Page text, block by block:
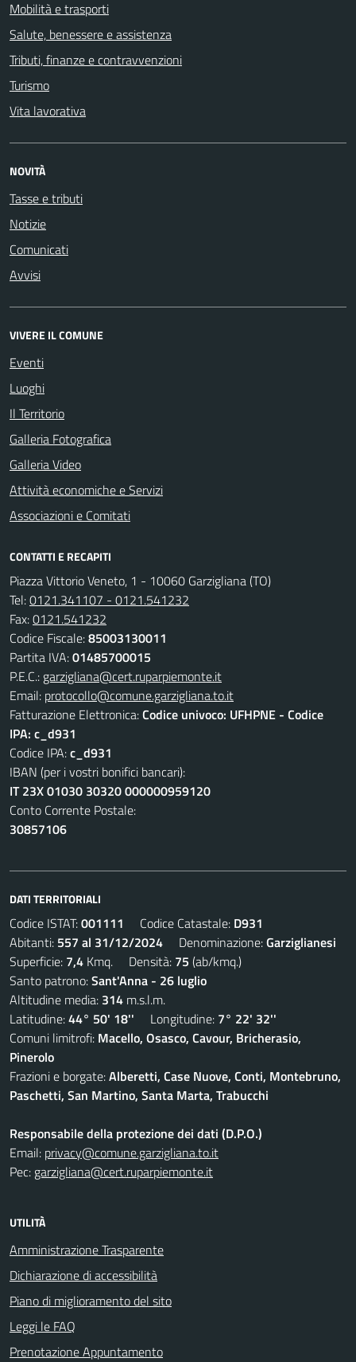
Mobilità e trasporti
Salute, benessere e assistenza
Tributi, finanze e contravvenzioni
Turismo
Vita lavorativa
NOVITÀ
Tasse e tributi
Notizie
Comunicati
Avvisi
VIVERE IL COMUNE
Eventi
Luoghi
Il Territorio
Galleria Fotografica
Galleria Video
Attività economiche e Servizi
Associazioni e Comitati
CONTATTI E RECAPITI
Piazza Vittorio Veneto, 1 - 10060 Garzigliana (TO)
Tel:0121.341107 - 0121.541232
Fax:0121.541232
Codice Fiscale:85003130011
Partita IVA:01485700015
P.E.C.: garzigliana@cert.ruparpiemonte.it
Email: protocollo@comune.garzigliana.to.it
Fatturazione Elettronica:Codice univoco: UFHPNE - Codice
IPA: c_d931
Codice IPA:c_d931
IBAN (per i vostri bonifici bancari):
IT 23X 01030 30320 000000959120
Conto Corrente Postale:
30857106
DATI TERRITORIALI
Codice ISTAT:001111 Codice Catastale: D931
Abitanti: 557 al 31/12/2024 Denominazione:Garziglianesi
Superficie: 7,4 Kmq. Densità: 75 (ab/kmq.)
Santo patrono:Sant'Anna - 26 luglio
Altitudine media: 314 m.s.l.m.
Latitudine:44° 50' 18'' Longitudine: 7° 22' 32''
Comuni limitrofi: Macello, Osasco, Cavour, Bricherasio,
Pinerolo
Frazioni e borgate:Alberetti, Case Nuove, Conti, Montebruno,
Paschetti, San Martino, Santa Marta, Trabucchi
Responsabile della protezione dei dati (D.P.O.)
Email: privacy@comune.garzigliana.to.it
Pec: garzigliana@cert.ruparpiemonte.it
UTILITÀ
Amministrazione Trasparente
Dichiarazione di accessibilità
Piano di miglioramento del sito
Leggi le FAQ
Prenotazione Appuntamento